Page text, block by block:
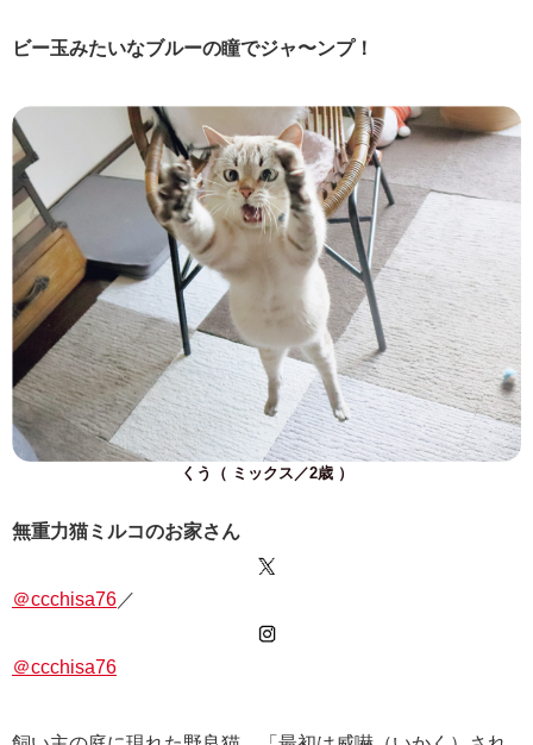
ビー玉みたいなブルーの瞳でジャ〜ンプ！
くう（ ミックス／2歳 ）
無重力猫ミルコのお家さん
＠ccchisa76 ／
＠ccchisa76